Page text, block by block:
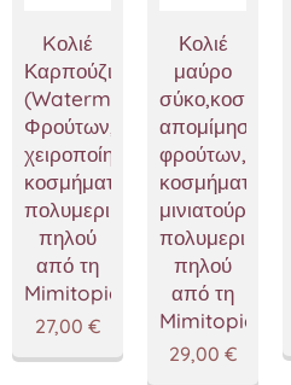
Kολιέ
Καρπούζι
(Watermelon),Κολιέ
Φρούτων,
χειροποίητα
κοσμήματα
πολυμερικού
πηλού
από τη
Mimitopia
27,00 €
Κολιέ
μαύρο
απομίμησης
κοσμήματα
μινιατούρες
πολυμερικού
πηλού
από τη
Mimitopia
29,00 €